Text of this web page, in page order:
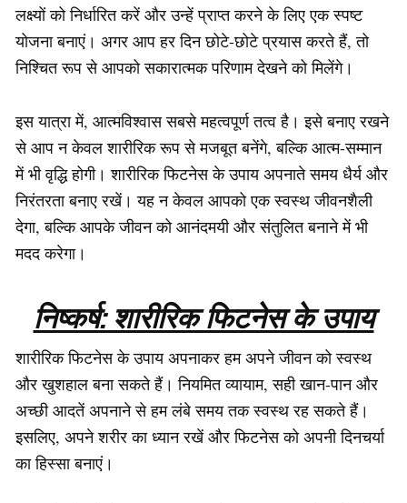
लक्ष्यों को निर्धारित करें और उन्हें प्राप्त करने के लिए एक स्पष्ट
योजना बनाएं। अगर आप हर दिन छोटे-छोटे प्रयास करते हैं, तो
निश्चित रूप से आपको सकारात्मक परिणाम देखने को मिलेंगे।
इस यात्रा में, आत्मविश्वास सबसे महत्वपूर्ण तत्व है। इसे बनाए रखने
से आप न केवल शारीरिक रूप से मजबूत बनेंगे, बल्कि आत्म-सम्मान
में भी वृद्धि होगी। शारीरिक फिटनेस के उपाय अपनाते समय धैर्य और
निरंतरता बनाए रखें। यह न केवल आपको एक स्वस्थ जीवनशैली
देगा, बल्कि आपके जीवन को आनंदमयी और संतुलित बनाने में भी
मदद करेगा।
निष्कर्ष: शारीरिक फिटनेस के उपाय
शारीरिक फिटनेस के उपाय अपनाकर हम अपने जीवन को स्वस्थ
और खुशहाल बना सकते हैं। नियमित व्यायाम, सही खान-पान और
अच्छी आदतें अपनाने से हम लंबे समय तक स्वस्थ रह सकते हैं।
इसलिए, अपने शरीर का ध्यान रखें और फिटनेस को अपनी दिनचर्या
का हिस्सा बनाएं।